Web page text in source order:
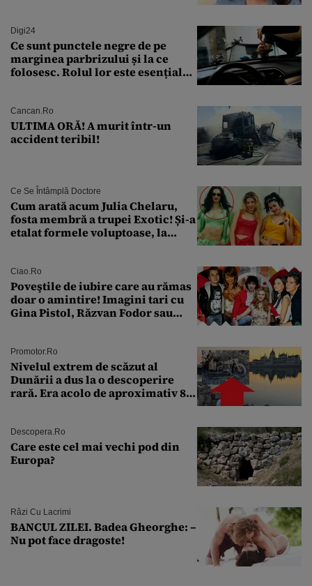
Digi24
Ce sunt punctele negre de pe
marginea parbrizului și la ce
folosesc. Rolul lor este esențial
Cancan.ro
ULTIMA ORĂ! A murit într-un
accident teribil!
Ce Se Întâmplă Doctore
Cum arată acum Julia Chelaru,
fosta membră a trupei Exotic! Și-a
etalat formele voluptoase, la
Ciao.ro
Poveştile de iubire care au rămas
doar o amintire! Imagini tari cu
Gina Pistol, Răzvan Fodor sau
Promotor.ro
Nivelul extrem de scăzut al
Dunării a dus la o descoperire
rară. Era acolo de aproximativ 80
Descopera.ro
Care este cel mai vechi pod din
Europa?
Râzi Cu Lacrimi
BANCUL ZILEI. Badea Gheorghe: –
Nu pot face dragoste!